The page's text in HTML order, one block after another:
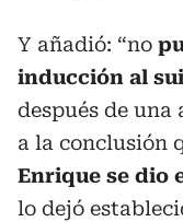
Y añadió: “no
inducción al
después de una
a la conclusión
Enrique se dio
lo dejó